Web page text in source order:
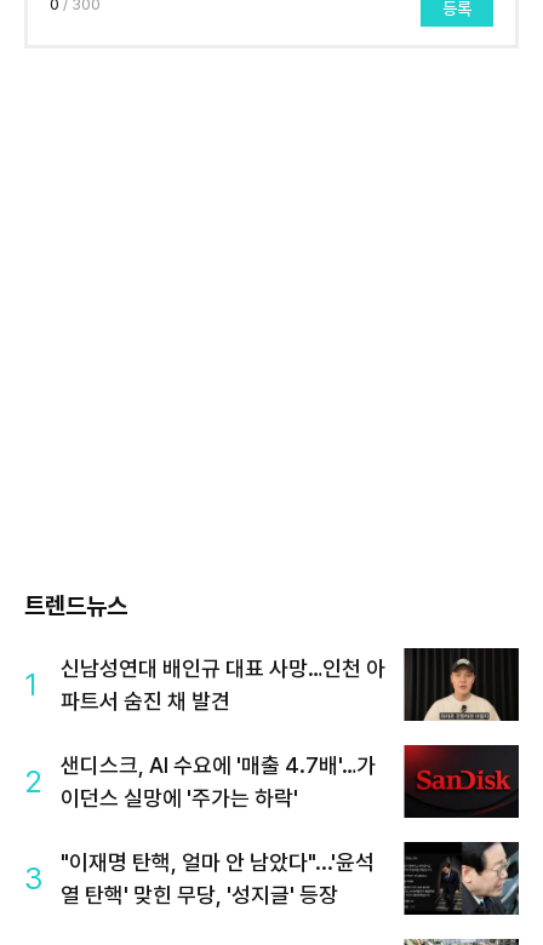
0 / 300 등록
트렌드뉴스
1
신남성연대 배인규 대표 사망…인천 아
파트서 숨진 채 발견
2
샌디스크, AI 수요에 '매출 4.7배'…가
이던스 실망에 '주가는 하락'
3
"이재명 탄핵, 얼마 안 남았다"...'윤석
열 탄핵' 맞힌 무당, '성지글' 등장